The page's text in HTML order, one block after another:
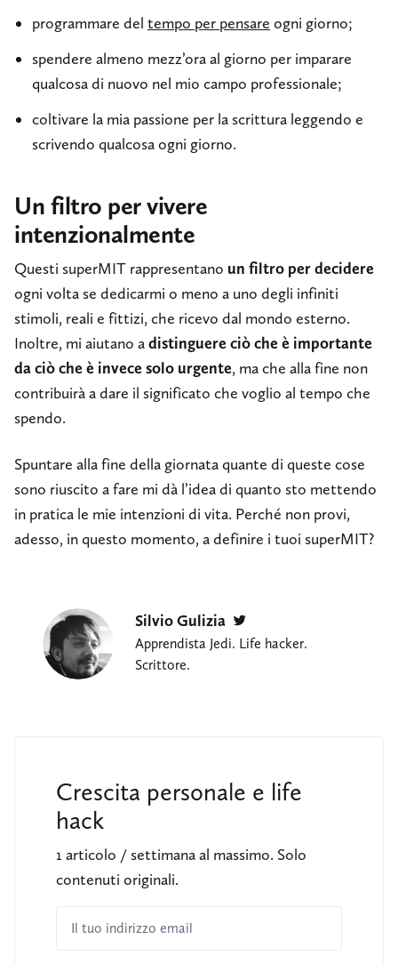
programmare del tempo per pensare ogni giorno;
spendere almeno mezz’ora al giorno per imparare
qualcosa di nuovo nel mio campo professionale;
coltivare la mia passione per la scrittura leggendo e
scrivendo qualcosa ogni giorno.
Un filtro per vivere
intenzionalmente
Questi superMIT rappresentano un filtro per decidere
ogni volta se dedicarmi o meno a uno degli infiniti
stimoli, reali e fittizi, che ricevo dal mondo esterno.
Inoltre, mi aiutano adistinguere ciò che è importante
da ciò che è invece solo urgente, ma che alla fine non
contribuirà a dare il significato che voglio al tempo che
spendo.
Spuntare alla fine della giornata quante di queste cose
sono riuscito a fare mi dà l’idea di quanto sto mettendo
in pratica le mie intenzioni di vita. Perché non provi,
adesso, in questo momento, a definire i tuoi superMIT?
Silvio Gulizia
Apprendista Jedi. Life hacker.
Scrittore.
Crescita personale e life
hack
1 articolo / settimana al massimo. Solo
contenuti originali.
Il tuo indirizzo email